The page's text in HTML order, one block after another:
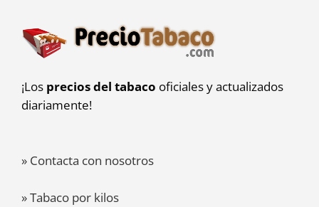
¡Los precios del tabaco oficiales y actualizados
diariamente!
» Contacta con nosotros
» Tabaco por kilos